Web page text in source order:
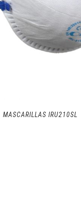
MASCARILLAS IRU210SL